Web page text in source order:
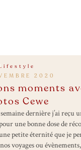
dernière j’ai reçu
une bonne dose de
petite éternité que je
voyages ou
2020
moments
Cewe